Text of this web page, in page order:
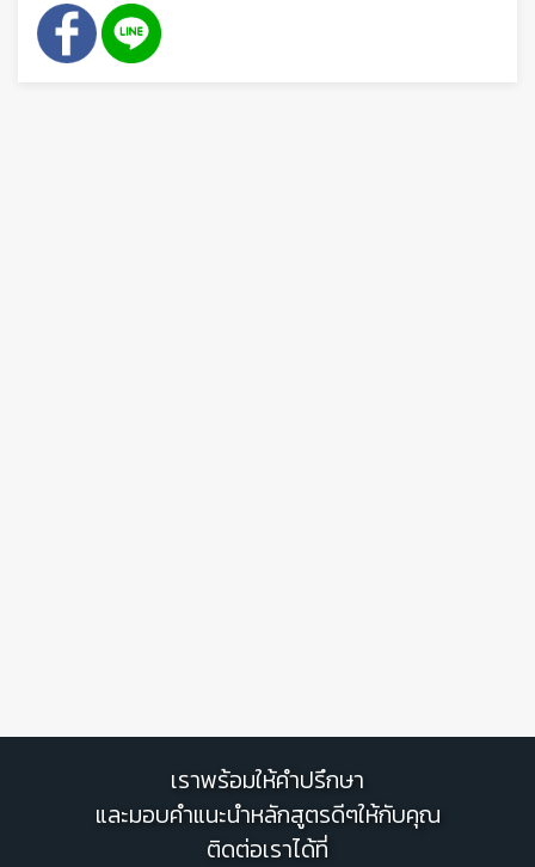
เราพร้อมให้คำปรึกษา
และมอบคำแนะนำหลักสูตรดีๆให้กับคุณ
ติดต่อเราได้ที่